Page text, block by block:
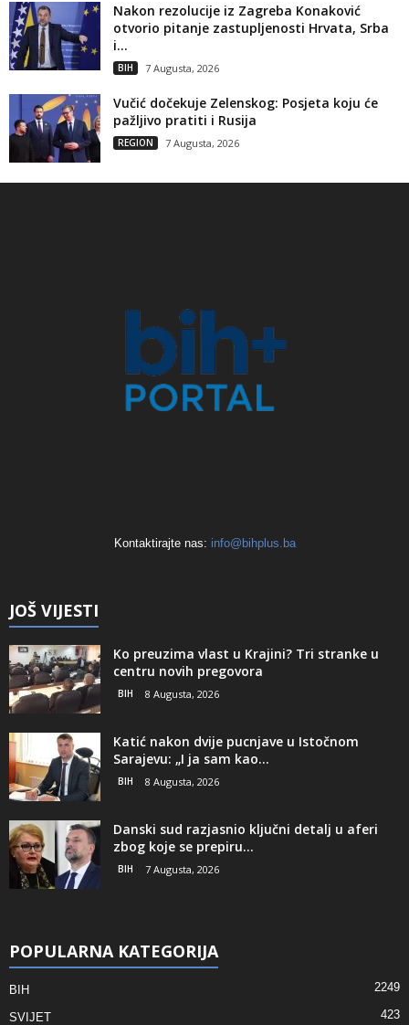
Nakon rezolucije iz Zagreba Konaković
otvorio pitanje zastupljenosti Hrvata, Srba
i...
BIH 7 Augusta, 2026
Vučić dočekuje Zelenskog: Posjeta koju će
pažljivo pratiti i Rusija
REGION 7 Augusta, 2026
Kontaktirajte nas: info@bihplus.ba
JOŠ VIJESTI
Ko preuzima vlast u Krajini? Tri stranke u
centru novih pregovora
BIH 8 Augusta, 2026
Katić nakon dvije pucnjave u Istočnom
Sarajevu: „I ja sam kao...
BIH 8 Augusta, 2026
Danski sud razjasnio ključni detalj u aferi
zbog koje se prepiru...
BIH 7 Augusta, 2026
POPULARNA KATEGORIJA
BIH 2249
SVIJET 423